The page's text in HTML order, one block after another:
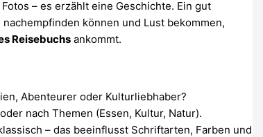
– es erzählt eine Geschichte. Ein gut
können und Lust bekommen,
Reisebuchs ankommt.
Abenteurer oder Kulturliebhaber?
nach Themen (Essen, Kultur, Natur).
– das beeinflusst Schriftarten, Farben und